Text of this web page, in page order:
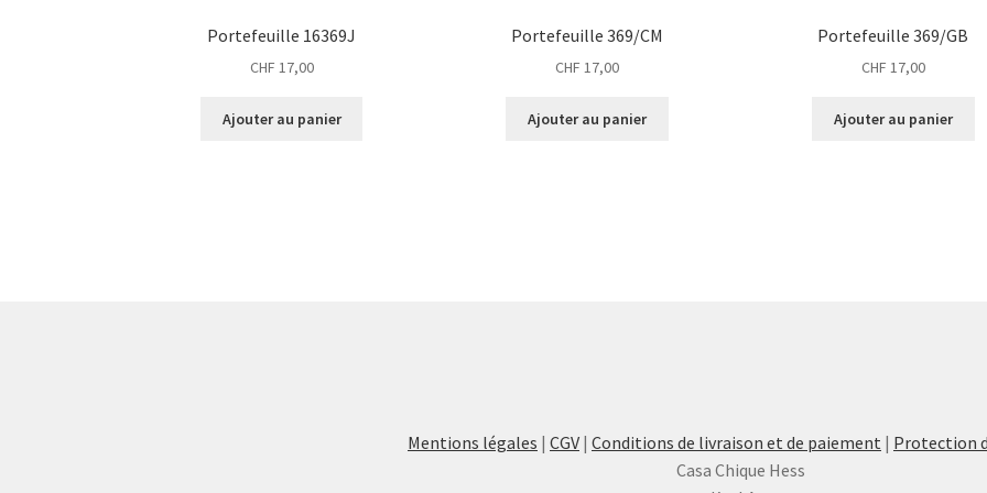
Portefeuille 16369J
CHF 17,00
Ajouter au panier
Portefeuille 369/CM
CHF 17,00
Ajouter au panier
Portefeuille 369/GB
CHF 17,00
Ajouter au panier
Mentions légales | CGV | Conditions de livraison et de paiement | Protection
Casa Chique Hess